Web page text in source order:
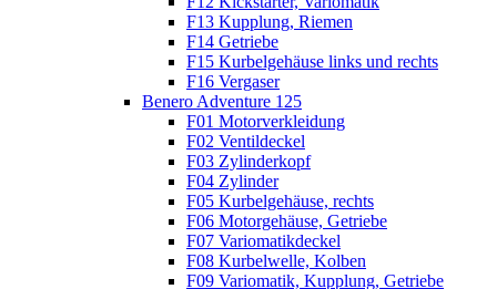
F13 Kupplung, Riemen
F14 Getriebe
F15 Kurbelgehäuse links und rechts
F16 Vergaser
Benero Adventure 125
F01 Motorverkleidung
F02 Ventildeckel
F03 Zylinderkopf
F04 Zylinder
F05 Kurbelgehäuse, rechts
F06 Motorgehäuse, Getriebe
F07 Variomatikdeckel
F08 Kurbelwelle, Kolben
F09 Variomatik, Kupplung, Getriebe